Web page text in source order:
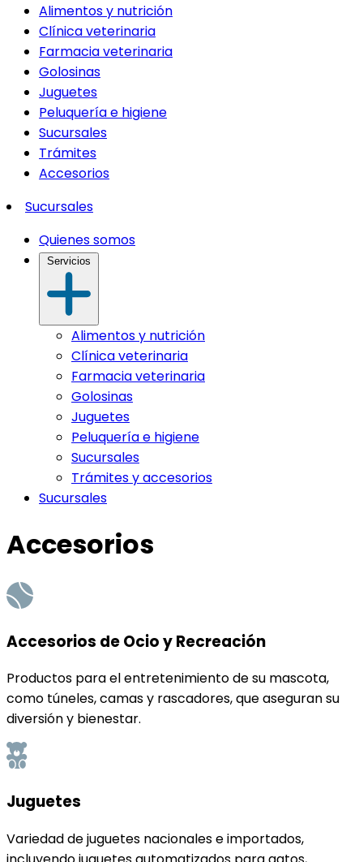
Alimentos y nutrición
Clínica veterinaria
Farmacia veterinaria
Golosinas
Juguetes
Peluquería e higiene
Sucursales
Trámites
Accesorios
Sucursales
Quienes somos
Alimentos y nutrición
Clínica veterinaria
Farmacia veterinaria
Golosinas
Juguetes
Peluquería e higiene
Sucursales
Trámites y accesorios
Sucursales
Accesorios
Accesorios de Ocio y Recreación
Productos para el entretenimiento de su mascota,
como túneles, camas y rascadores, que aseguran su
diversión y bienestar.
Juguetes
Variedad de juguetes nacionales e importados,